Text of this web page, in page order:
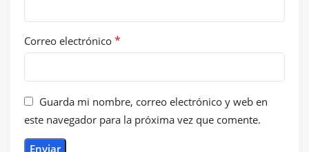
Correo electrónico *
Guarda mi nombre, correo electrónico y web en
este navegador para la próxima vez que comente.